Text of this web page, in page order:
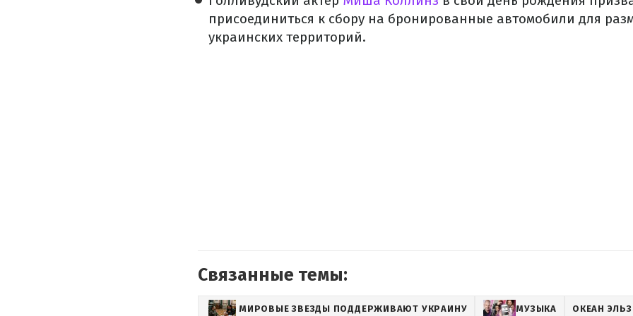
присоединиться к сбору на бронированные автомобили для
украинских территорий.
Связанные темы:
МИРОВЫЕ ЗВЕЗДЫ ПОДДЕРЖИВАЮТ УКРАИНУ МУЗЫКА ОКЕАН